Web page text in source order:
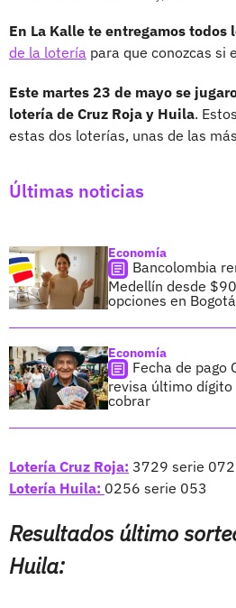
En La Kalle te entregamos todos
de la lotería para que conozcas si
Este martes 23 de mayo se
lotería de Cruz Roja y Huila.
estas dos loterías, unas de las
Últimas noticias
Economía
Bancolombia
Medellín desde
opciones en Bogotá
Economía
Fecha de pago
revisa último
cobrar
Lotería Cruz Roja: 3729 serie 072
Lotería Huila: 0256 serie 053
Resultados último
Huila: